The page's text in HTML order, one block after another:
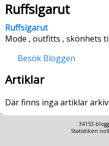
Ruffsigarut
Ruffsigarut
Mode , outfitts , skönhets
Besök Bloggen
Artiklar
Där finns inga artiklar
34153
Statistiken